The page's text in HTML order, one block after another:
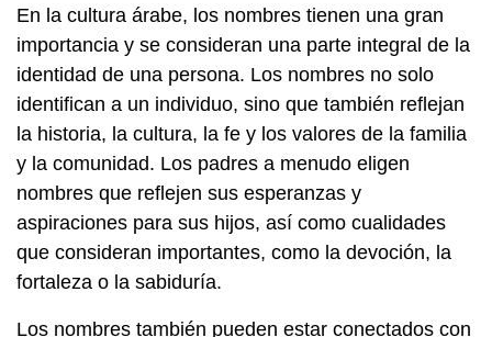
En la cultura árabe, los nombres tienen una gran
importancia y se consideran una parte integral de la
identidad de una persona. Los nombres no solo
identifican a un individuo, sino que también reflejan
la historia, la cultura, la fe y los valores de la familia
y la comunidad. Los padres a menudo eligen
nombres que reflejen sus esperanzas y
aspiraciones para sus hijos, así como cualidades
que consideran importantes, como la devoción, la
fortaleza o la sabiduría.
Los nombres también pueden estar conectados con